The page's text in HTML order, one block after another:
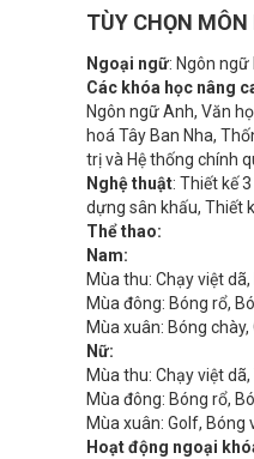
TÙY CHỌN MÔN
Ngoại ngữ: Ngôn ngữ
Các khóa học nâng
Ngôn ngữ Anh, Văn
hoá Tây Ban Nha,
trị và Hệ thống chính
Nghệ thuật: Thiết kế
dựng sân khấu, Thiết
Thể thao:
Nam:
Mùa thu: Chạy việt
Mùa đông: Bóng rổ,
Mùa xuân: Bóng
Nữ:
Mùa thu: Chạy việt
Mùa đông: Bóng rổ,
Mùa xuân: Golf,
Hoạt động ngoại